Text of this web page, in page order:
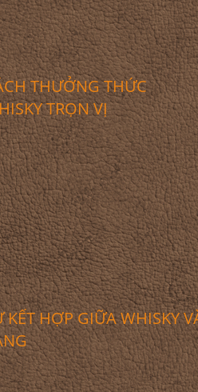
THƯỞNG THỨC
TRỌN VỊ
KẾT HỢP GIỮA WHISKY